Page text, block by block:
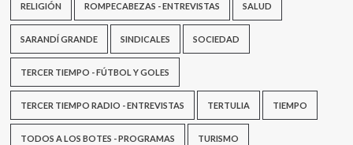
RELIGIÓN ROMPECABEZAS - ENTREVISTAS SALUD
SARANDÍ GRANDE SINDICALES SOCIEDAD
TERCER TIEMPO - FÚTBOL Y GOLES
TERCER TIEMPO RADIO - ENTREVISTAS TERTULIA TIEMPO
TODOS A LOS BOTES - PROGRAMAS TURISMO